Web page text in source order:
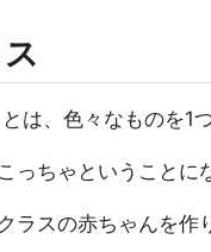
とは、色々なものを1
っちゃということに
ラスの赤ちゃんを作